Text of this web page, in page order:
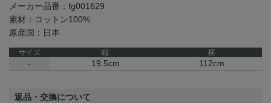
メーカー品番：fg001629
素材：コットン100%
原産国：日本
サイズ 縦 横
- 19.5cm 112cm
返品・交換について